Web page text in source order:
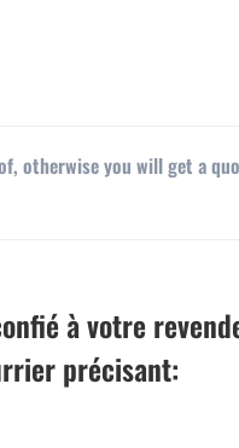
otherwise you will get a
à votre
précisant: